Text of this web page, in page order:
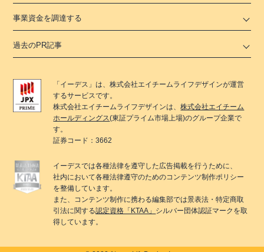
事業資金を調達する
過去のPR記事
「 イーデス 」は、株式会社エイチームライフデザインが運営
するサービスです。
株式会社エイチームライフデザインは、株式会社エイチーム
ホールディングス(東証プライム市場上場)のグループ企業で
す。
証券コード：3662
イーデスでは各種法律を遵守した広告掲載を行うために、
社内において各種法律遵守のためのコンテンツ制作ポリシー
を整備しています。
また、コンテンツ制作に携わる編集部では景表法・特定商取
引法に関する認定資格「KTAA」 シルバー団体認証マークを取
得しています。